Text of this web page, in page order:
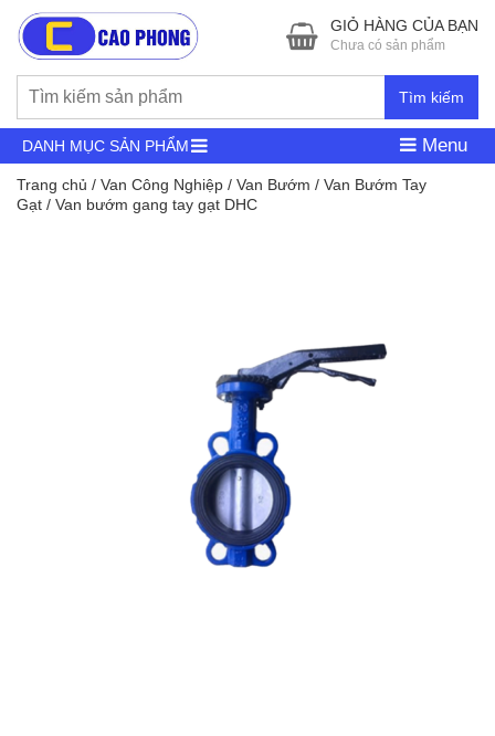
Tìm kiếm
GIỎ HÀNG CỦA BẠN
Chưa có sản phẩm
DANH MỤC SẢN PHẨM Menu
Trang chủ / Van Công Nghiệp / Van Bướm / Van Bướm Tay
Gạt / Van bướm gang tay gạt DHC